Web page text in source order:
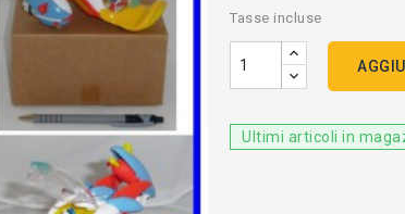
Tasse incluse
Ultimi articoli in